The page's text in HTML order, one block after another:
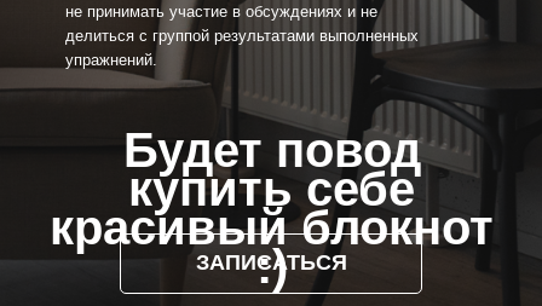
не принимать участие в обсуждениях и не
делиться с группой результатами выполненных
упражнений.
Будет повод
купить себе
красивый блокнот
:)
ЗАПИСАТЬСЯ